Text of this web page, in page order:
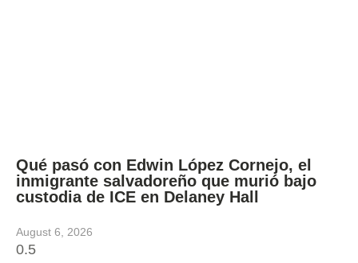
Qué pasó con Edwin López Cornejo, el
inmigrante salvadoreño que murió bajo
custodia de ICE en Delaney Hall
August 6, 2026